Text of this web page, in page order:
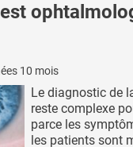
10 mois
Le diagnostic de
reste complexe
parce les
les patients sont